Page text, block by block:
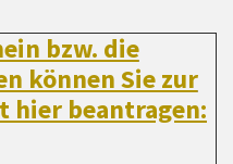
bzw. die
können Sie zur
hier beantragen: